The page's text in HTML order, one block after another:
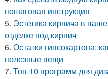
пошаговая инструкция
5. Эстетика кирпича в
отделке под кирпич
6. Остатки гипсокартона:
полезные вещи
7. Топ-10 программ для